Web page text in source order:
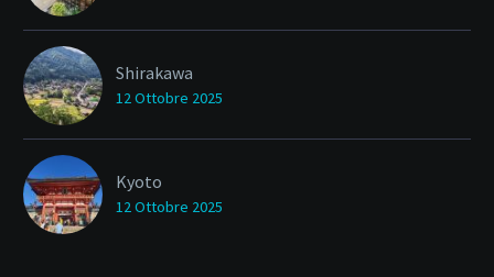
Shirakawa
12 Ottobre 2025
Kyoto
12 Ottobre 2025